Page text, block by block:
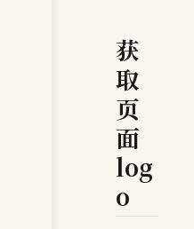
获
取
页
面
log
o